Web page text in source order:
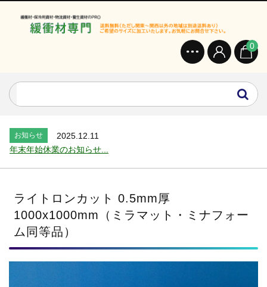
0
オンラインショップを開設いたしました。...
お知らせ
2026.7.24
お知らせ
2025.12.11
年末年始休業のお知らせ...
お知らせ
2024.2.27
全国へ確実・迅速に納品...
お知らせ
2024.2.27
オンラインショップを開設いたしました。...
お知らせ
2026.7.24
2026年 夏季休業のお知らせ...
ライトロンカット 0.5mm厚
1000x1000mm（ミラマット・ミナフォー
ム同等品）